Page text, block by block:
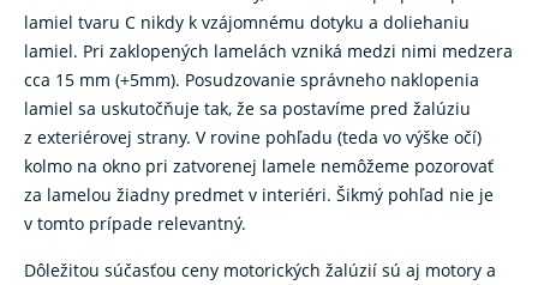
lamiel tvaru C nikdy k vzájomnému dotyku a doliehaniu
lamiel. Pri zaklopených lamelách vzniká medzi nimi medzera
cca 15 mm (+5mm). Posudzovanie správneho naklopenia
lamiel sa uskutočňuje tak, že sa postavíme pred žalúziu
z exteriérovej strany. V rovine pohľadu (teda vo výške očí)
kolmo na okno pri zatvorenej lamele nemôžeme pozorovať
za lamelou žiadny predmet v interiéri. Šikmý pohľad nie je
v tomto prípade relevantný.
Dôležitou súčasťou ceny motorických žalúzií sú aj motory a